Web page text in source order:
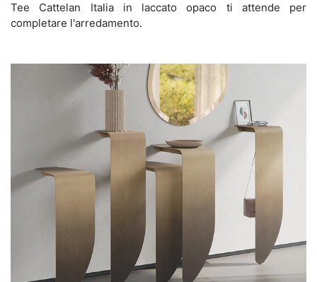
Tee Cattelan Italia in laccato opaco ti attende per
completare l'arredamento.